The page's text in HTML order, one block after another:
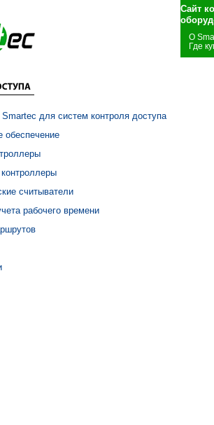
Сайт
О
Где
для систем контроля доступа
обеспечение
считыватели
рабочего времени